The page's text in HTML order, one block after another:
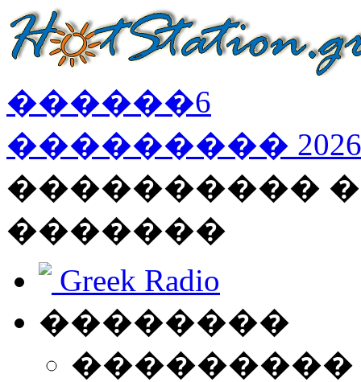
������6
��������� 2026
����������
�������
Greek Radio
��������